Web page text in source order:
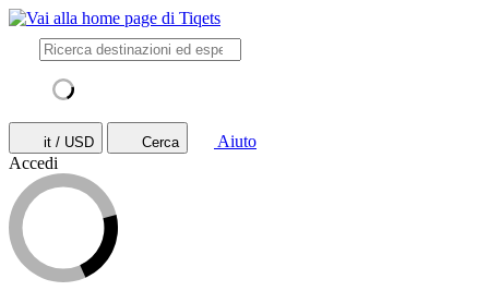
it / USD Cerca
Aiuto
Accedi